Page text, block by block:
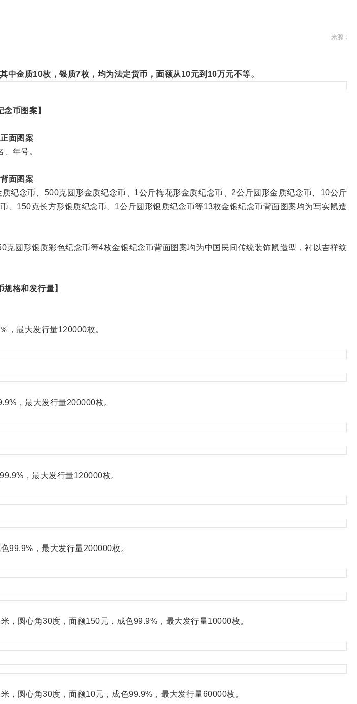
来源：
金质10枚，银质7枚，均为法定货币，面额从10元到10万元不等。
念币图案】
正面图案
年号。
背面图案
纪念币、500克圆形金质纪念币、1公斤梅花形金质纪念币、2公斤圆形金质纪念币、10公斤
150克长方形银质纪念币、1公斤圆形银质纪念币等13枚金银纪念币背面图案均为写实鼠造
圆形银质彩色纪念币等4枚金银纪念币背面图案均为中国民间传统装饰鼠造型，衬以吉祥纹
规格和发行量】
，最大发行量120000枚。
，最大发行量200000枚。
，最大发行量120000枚。
99.9%，最大发行量200000枚。
，圆心角30度，面额150元，成色99.9%，最大发行量10000枚。
，圆心角30度，面额10元，成色99.9%，最大发行量60000枚。